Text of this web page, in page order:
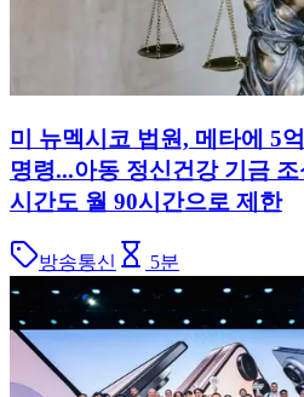
미 뉴멕시코 법원, 메타에 5
명령...아동 정신건강 기금
시간도 월 90시간으로 제한
방송통신 5분